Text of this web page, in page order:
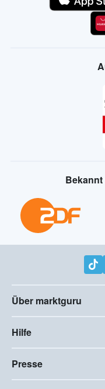
Bekannt
Über marktguru
Hilfe
Presse